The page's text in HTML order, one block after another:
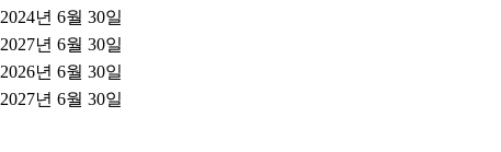
2024년 6월 30일
2027년 6월 30일
2026년 6월 30일
2027년 6월 30일